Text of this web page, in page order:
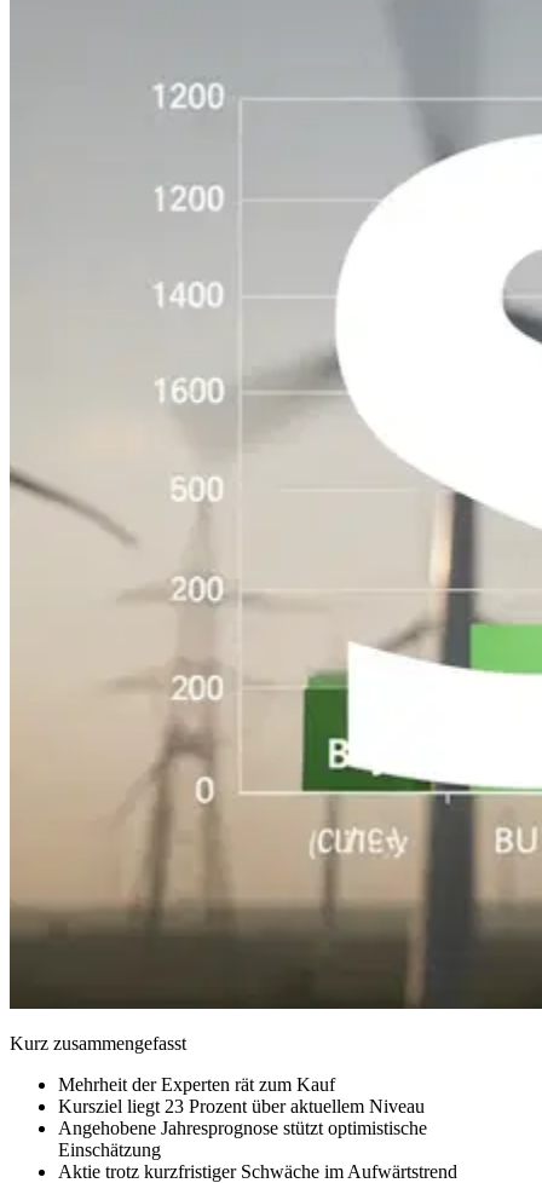
Kurz zusammengefasst
Mehrheit der Experten rät zum Kauf
Kursziel liegt 23 Prozent über aktuellem Niveau
Angehobene Jahresprognose stützt optimistische
Einschätzung
Aktie trotz kurzfristiger Schwäche im Aufwärtstrend